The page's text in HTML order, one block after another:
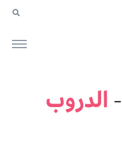
الدروب